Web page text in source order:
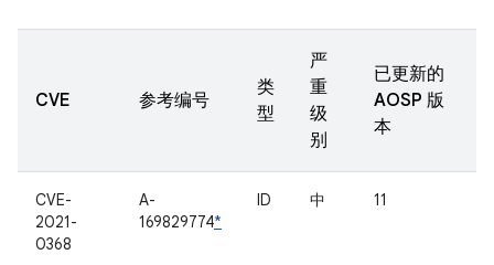
CVE 参考编号
类
型
严
重
级
别
已更新的
AOSP 版
本
CVE-
2021-
0368
A-
169829774*
ID 中 11